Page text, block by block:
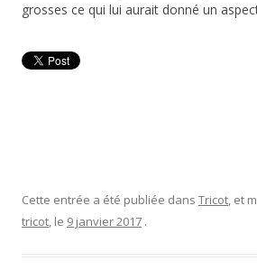
grosses ce qui lui aurait donné un
Cette entrée a été publiée dans Tricot, et
tricot, le 9 janvier 2017 .